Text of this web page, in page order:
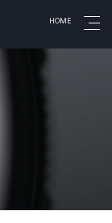
HOME